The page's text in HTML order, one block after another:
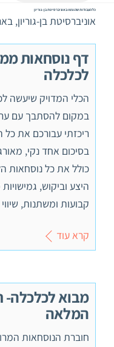
כל העבודות שהוגשו באוניברסיטת בן-גוריון
אוניברסיטת בן-גוריון,
דף נוסחאות
לכלכלה
הכלי המדויק שיעשה
במקום להסתבך עם
ריכזתי עבורכם את כל
בסיכום אחד נקי,
כולל את כל נוסחאות
היצע וביקוש,
קבועות ומשתנות,
קרא עוד
מבוא לכלכלה-
המלאה
חוברת הנוסחאות